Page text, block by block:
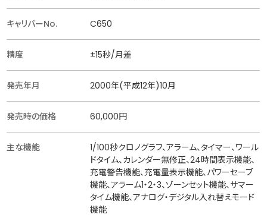
キャリバーNo. C650
精度 ±15秒/月差
発売年月 2000年(平成12年)10月
発売時の価格 60,000円
主な機能
1/100秒クロノグラフ、アラーム、タイマー、ワール
ドタイム、カレンダー無修正、24時間表示機能、
充電警告機能、充電量表示機能、パワーセーブ
機能、アラーム1・2・3、ゾーンセット機能、サマー
タイム機能、アナログ・デジタル入れ替えモード
機能